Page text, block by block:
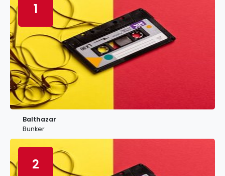
1
Balthazar
Bunker
2